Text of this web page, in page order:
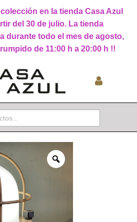
en la tienda Casa Azul
del 30 de julio. La tienda
durante todo el mes de agosto,
de 11:00 h a 20:00 h !!